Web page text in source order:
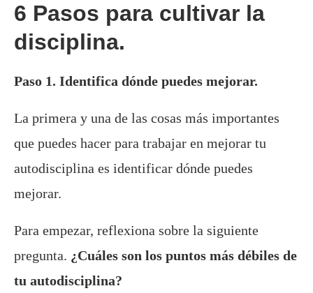
6 Pasos para cultivar la
disciplina.
Paso 1. Identifica dónde puedes mejorar.
La primera y una de las cosas más importantes
que puedes hacer para trabajar en mejorar tu
autodisciplina es identificar dónde puedes
mejorar.
Para empezar, reflexiona sobre la siguiente
pregunta. ¿Cuáles son los puntos más débiles de
tu autodisciplina?